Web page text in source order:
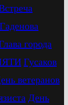
Гаденова
города
Гусаков
ветеранов
День